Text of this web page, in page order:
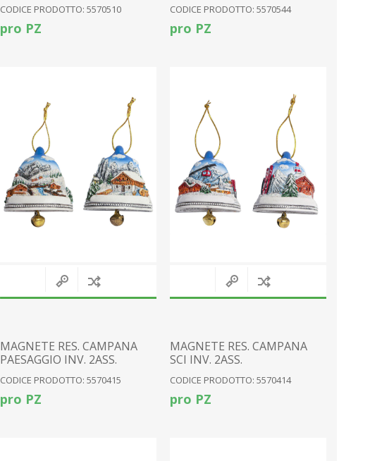
CODICE PRODOTTO: 5570510
pro PZ
CODICE PRODOTTO: 5570544
pro PZ
MAGNETE RES. CAMPANA
PAESAGGIO INV. 2ASS.
CODICE PRODOTTO: 5570415
pro PZ
MAGNETE RES. CAMPANA
SCI INV. 2ASS.
CODICE PRODOTTO: 5570414
pro PZ